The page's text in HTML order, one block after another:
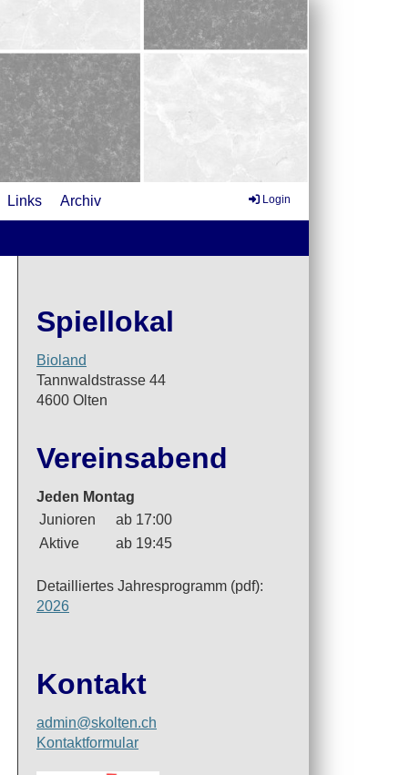
Links Archiv Login
Spiellokal
Bioland
Tannwaldstrasse 44
4600 Olten
Vereinsabend
Jeden Montag
Junioren
ab 17:00
Aktive
ab 19:45
Detailliertes Jahresprogramm (pdf):
2026
Kontakt
admin@skolten.ch
Kontaktformular